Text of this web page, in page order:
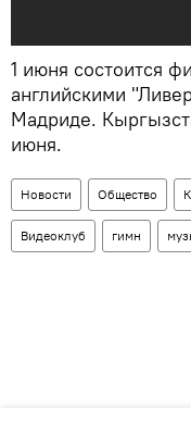
1 июня состоится
английскими
Мадриде.
июня.
Новости Общество
Видеоклуб гимн